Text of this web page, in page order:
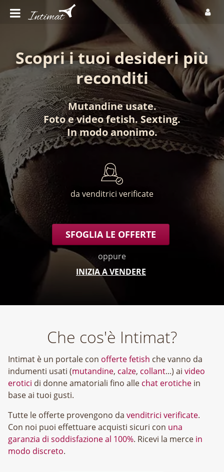
Scopri i tuoi desideri più
reconditi
Mutandine usate.
Fotoevideo fetish. Sexting.
In modo anonimo.
da venditrici verificate
SFOGLIA LE OFFERTE
oppure
INIZIA A VENDERE
Che cos'è Intimat?
Intimat è un portale con offerte fetish che vanno da
indumenti usati (mutandine, calze, collant...) ai video
erotici di donne amatoriali fino alle chat erotiche in
base ai tuoi gusti.
Tutte le offerte provengono da venditrici verificate.
Con noi puoi effettuare acquisti sicuri con una
garanzia di soddisfazione al 100%. Ricevi la merce in
modo discreto.